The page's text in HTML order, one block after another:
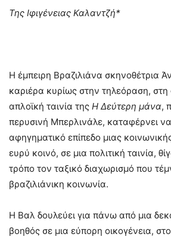
Της Ιφιγένειας Καλαντζή*
Η έμπειρη Βραζιλιάνα σκηνοθέτρια
καριέρα κυρίως στην τηλεόραση, στη
απλοϊκή ταινία της Η Δεύτερη μάνα,
περυσινή Μπερλινάλε, καταφέρνει
αφηγηματικό επίπεδο μιας
ευρύ κοινό, σε μια πολιτική ταινία,
τρόπο τον ταξικό διαχωρισμό που
βραζιλιάνικη κοινωνία.
Η Βαλ δουλεύει για πάνω από μια
βοηθός σε μια εύπορη οικογένεια,